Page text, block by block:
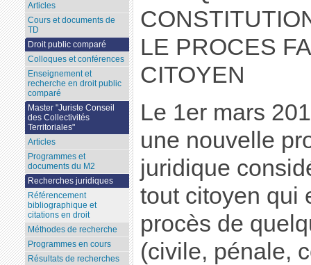
LE PROCES
CITOYEN
Le 1er mars
une nouvelle
juridique
tout citoyen qui
procès de
(civile, pénale,
Articles
Cours et documents de
TD
Droit public comparé
Colloques et conférences
Enseignement et
recherche en droit public
comparé
Master "Juriste Conseil
des Collectivités
Territoriales"
Articles
Programmes et
documents du M2
Recherches juridiques
Référencement
bibliographique et
citations en droit
Méthodes de recherche
Programmes en cours
Résultats de recherches